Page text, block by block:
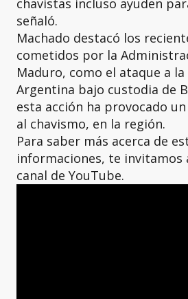
chavistas incluso ayuden
señaló.
Machado destacó los
cometidos por la
Maduro, como el ataque a la
Argentina bajo custodia de
esta acción ha provocado
al chavismo, en la región.
Para saber más acerca de
informaciones, te invitamos
canal de YouTube.